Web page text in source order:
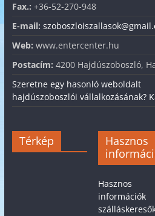
Fax.: +36-52-270-948
E-mail:
Web: www.entercenter.hu
Postacím: 4200 Hajdúszoboszló,
Szeretne egy hasonló weboldalt
hajdúszoboszlói vállalkozásának?
Térkép
Hasznos
Hasznos
információk